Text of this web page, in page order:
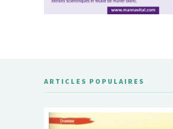
ARTICLES POPULAIRES